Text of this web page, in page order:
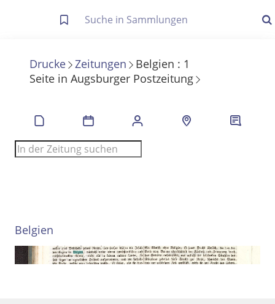
Letzte Trefferliste
Die letzte Trefferliste besteht aus Ihrer letzten Suche, samt
Anzeigen
Zuletzt gesucht
Info zu Suchanfragen
Drucke Zeitungen Belgien : 1
Seite in Augsburger Postzeitung
Belgien